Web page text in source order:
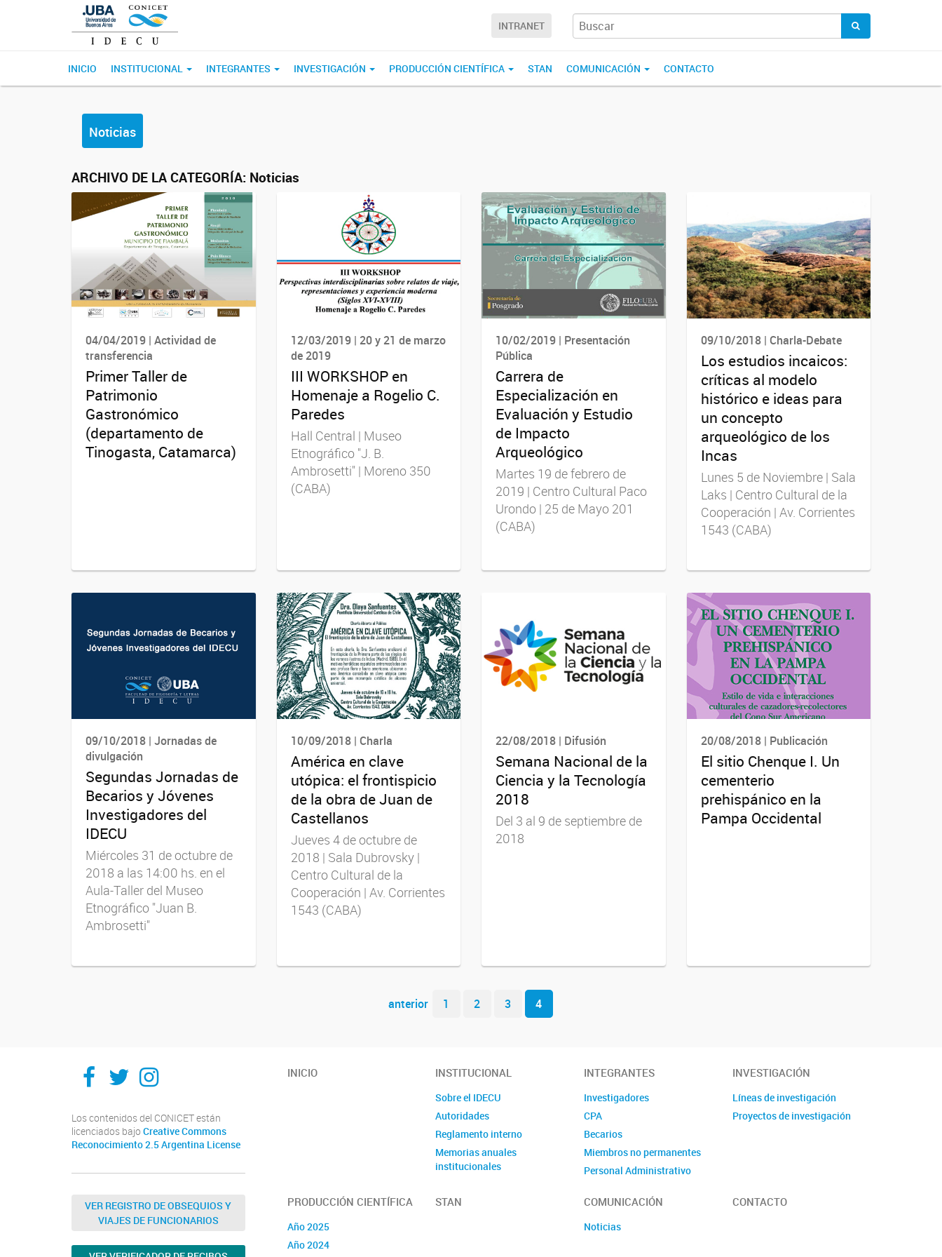
INTRANET
INICIO INSTITUCIONAL INTEGRANTES INVESTIGACIÓN PRODUCCIÓN CIENTÍFICA STAN COMUNICACIÓN CONTACTO
Noticias
ARCHIVO DE LA CATEGORÍA: Noticias
04/04/2019 | Actividad de
transferencia
Primer Taller de
Patrimonio
Gastronómico
(departamento de
Tinogasta, Catamarca)
12/03/2019 | 20 y 21 de marzo
de 2019
III WORKSHOP en
Homenaje a Rogelio C.
Paredes
Hall Central | Museo
Etnográfico "J. B.
Ambrosetti" | Moreno 350
(CABA)
10/02/2019 | Presentación
Pública
Carrera de
Especialización en
Evaluación y Estudio
de Impacto
Arqueológico
Martes 19 de febrero de
2019 | Centro Cultural Paco
Urondo | 25 de Mayo 201
(CABA)
09/10/2018 | Charla-Debate
Los estudios incaicos:
críticas al modelo
histórico e ideas para
un concepto
arqueológico de los
Incas
Lunes 5 de Noviembre | Sala
Laks | Centro Cultural de la
Cooperación | Av. Corrientes
1543 (CABA)
09/10/2018 | Jornadas de
divulgación
Segundas Jornadas de
Becarios y Jóvenes
Investigadores del
IDECU
Miércoles 31 de octubre de
2018 a las 14:00 hs. en el
Aula-Taller del Museo
Etnográfico "Juan B.
Ambrosetti"
10/09/2018 | Charla
América en clave
utópica: el frontispicio
de la obra de Juan de
Castellanos
Jueves 4 de octubre de
2018 | Sala Dubrovsky |
Centro Cultural de la
Cooperación | Av. Corrientes
1543 (CABA)
22/08/2018 | Difusión
Semana Nacional de la
Ciencia y la Tecnología
2018
Del 3 al 9 de septiembre de
2018
20/08/2018 | Publicación
El sitio Chenque I. Un
cementerio
prehispánico en la
Pampa Occidental
anterior 1 2 3 4
Facebook
TwitterInstagram
Los contenidos del CONICET están
licenciados bajo Creative Commons
Reconocimiento 2.5 Argentina License
VER REGISTRO DE OBSEQUIOS Y
VIAJES DE FUNCIONARIOS
INICIO INSTITUCIONAL
Sobre el IDECU
Autoridades
Reglamento interno
Memorias anuales
institucionales
UE
INTEGRANTES
Investigadores
CPA
Becarios
Miembros no permanentes
Personal Administrativo
INVESTIGACIÓN
Líneas de investigación
Proyectos de investigación
PRODUCCIÓN CIENTÍFICA
Año 2025
Año 2024
STAN COMUNICACIÓN
Noticias
CONTACTO